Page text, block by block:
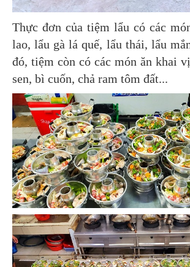
Thực đơn của tiệm lẩu có các
lao, lẩu gà lá quế, lẩu thái, lẩu
đó, tiệm còn có các món ăn khai
sen, bì cuốn, chả ram tôm đất...